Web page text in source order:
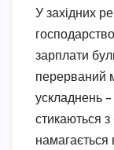
У західних
зарплати
перерваний
ускладнень
стикаються